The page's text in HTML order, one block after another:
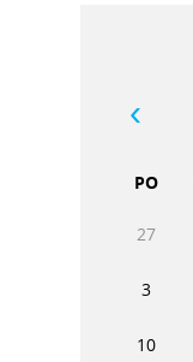
PO
27
3
10